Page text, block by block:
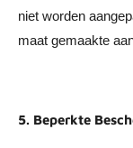
niet worden
maat gemaakte
5. Beperkte